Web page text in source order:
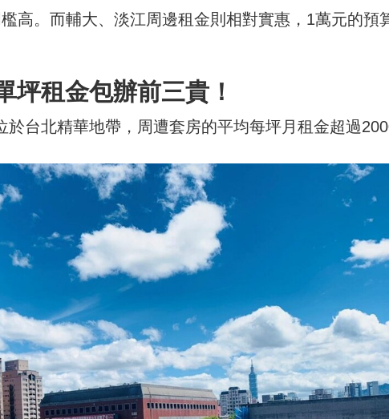
高。而輔大、淡江周邊租金則相對實惠，1萬元的預
坪租金包辦前三貴！
台北精華地帶，周遭套房的平均每坪月租金超過